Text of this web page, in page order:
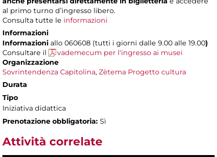
al primo turno d’ingresso libero.
Consulta tutte le informazioni
Informazioni
Informazioni allo 060608 (tutti i giorni dalle 9.00 alle 19.00)
Consultare il
vademecum per l'ingresso ai musei
Organizzazione
Sovrintendenza Capitolina, Zètema Progetto cultura
Durata
Tipo
Iniziativa didattica
Prenotazione obbligatoria: Sì
Attività correlate